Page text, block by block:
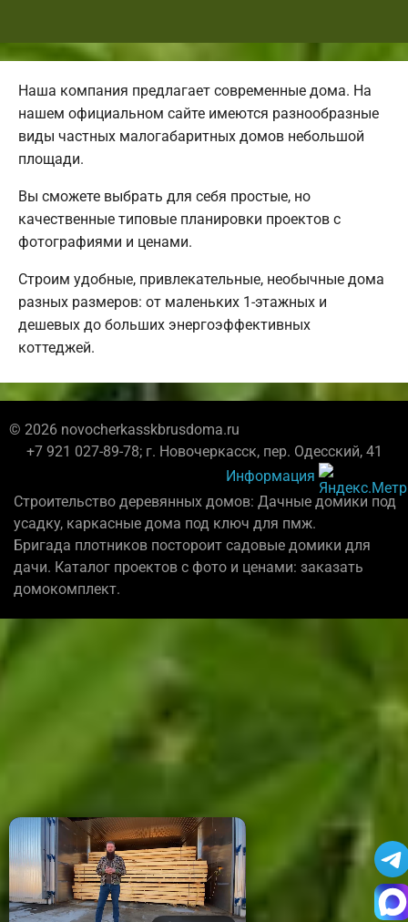
Наша компания предлагает современные дома. На
нашем официальном сайте имеются разнообразные
виды частных малогабаритных домов небольшой
площади.
Вы сможете выбрать для себя простые, но
качественные типовые планировки проектов с
фотографиями и ценами.
Строим удобные, привлекательные, необычные дома
разных размеров: от маленьких 1-этажных и
дешевых до больших энергоэффективных
коттеджей.
© 2026 novocherkasskbrusdoma.ru
+7 921 027-89-78; г. Новочеркасск, пер. Одесский, 41
Информация
Строительство деревянных домов: Дачные домики под
усадку, каркасные дома под ключ для пмж.
Бригада плотников постороит садовые домики для
дачи. Каталог проектов с фото и ценами: заказать
домокомплект.